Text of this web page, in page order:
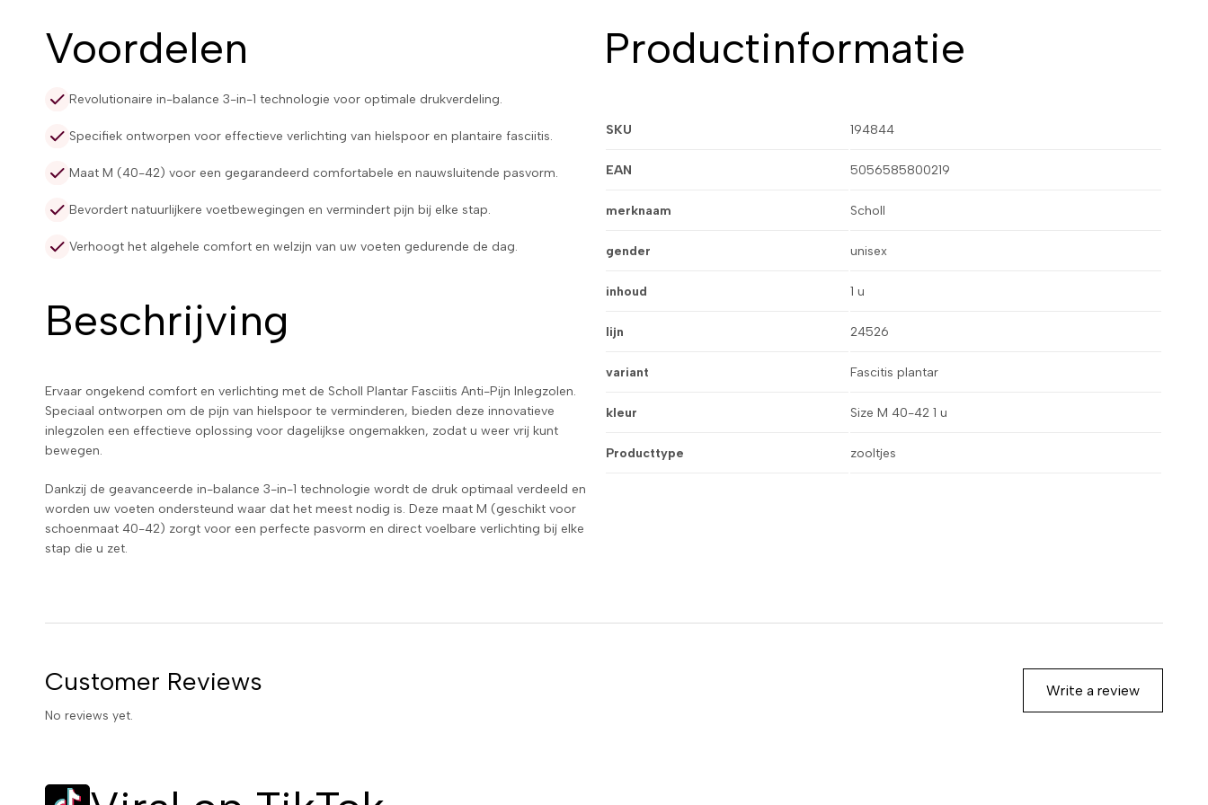
Voordelen
Revolutionaire in-balance 3-in-1 technologie voor optimale drukverdeling.
Specifiek ontworpen voor effectieve verlichting van hielspoor en plantaire fasciitis.
Maat M (40-42) voor een gegarandeerd comfortabele en nauwsluitende pasvorm.
Bevordert natuurlijkere voetbewegingen en vermindert pijn bij elke stap.
Verhoogt het algehele comfort en welzijn van uw voeten gedurende de dag.
Beschrijving
Ervaar ongekend comfort en verlichting met de Scholl Plantar Fasciitis Anti-Pijn Inlegzolen.
Speciaal ontworpen om de pijn van hielspoor te verminderen, bieden deze innovatieve
inlegzolen een effectieve oplossing voor dagelijkse ongemakken, zodat u weer vrij kunt
bewegen.
Dankzij de geavanceerde in-balance 3-in-1 technologie wordt de druk optimaal verdeeld en
worden uw voeten ondersteund waar dat het meest nodig is. Deze maat M (geschikt voor
schoenmaat 40-42) zorgt voor een perfecte pasvorm en direct voelbare verlichting bij elke
stap die u zet.
Productinformatie
SKU 194844
EAN 5056585800219
merknaam Scholl
gender unisex
inhoud 1 u
lijn 24526
variant Fascitis plantar
kleur Size M 40-42 1 u
Producttype zooltjes
Customer Reviews
No reviews yet.
Write a review